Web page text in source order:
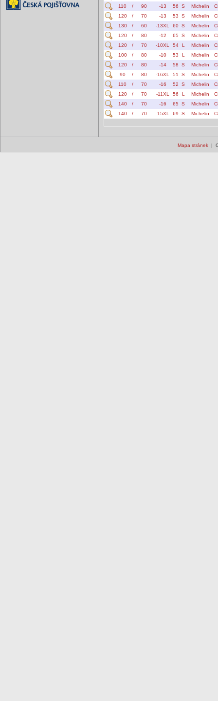
110
/ 90 -13 56 S Michelin
120
/ 70 -13 53 S Michelin
130
/ 60 -13XL 60 S Michelin
120
/ 80 -12 65 S Michelin
120
/ 70 -10XL 54 L Michelin
100
/ 80 -10 53 L Michelin
120
/ 80 -14 58 S Michelin
90
/ 80 -16XL 51 S Michelin
110
/ 70 -16 52 S Michelin
120
/ 70 -11XL 56 L Michelin
140
/ 70 -16 65 S Michelin
140
/ 70 -15XL 69 S Michelin
Mapa stránek|